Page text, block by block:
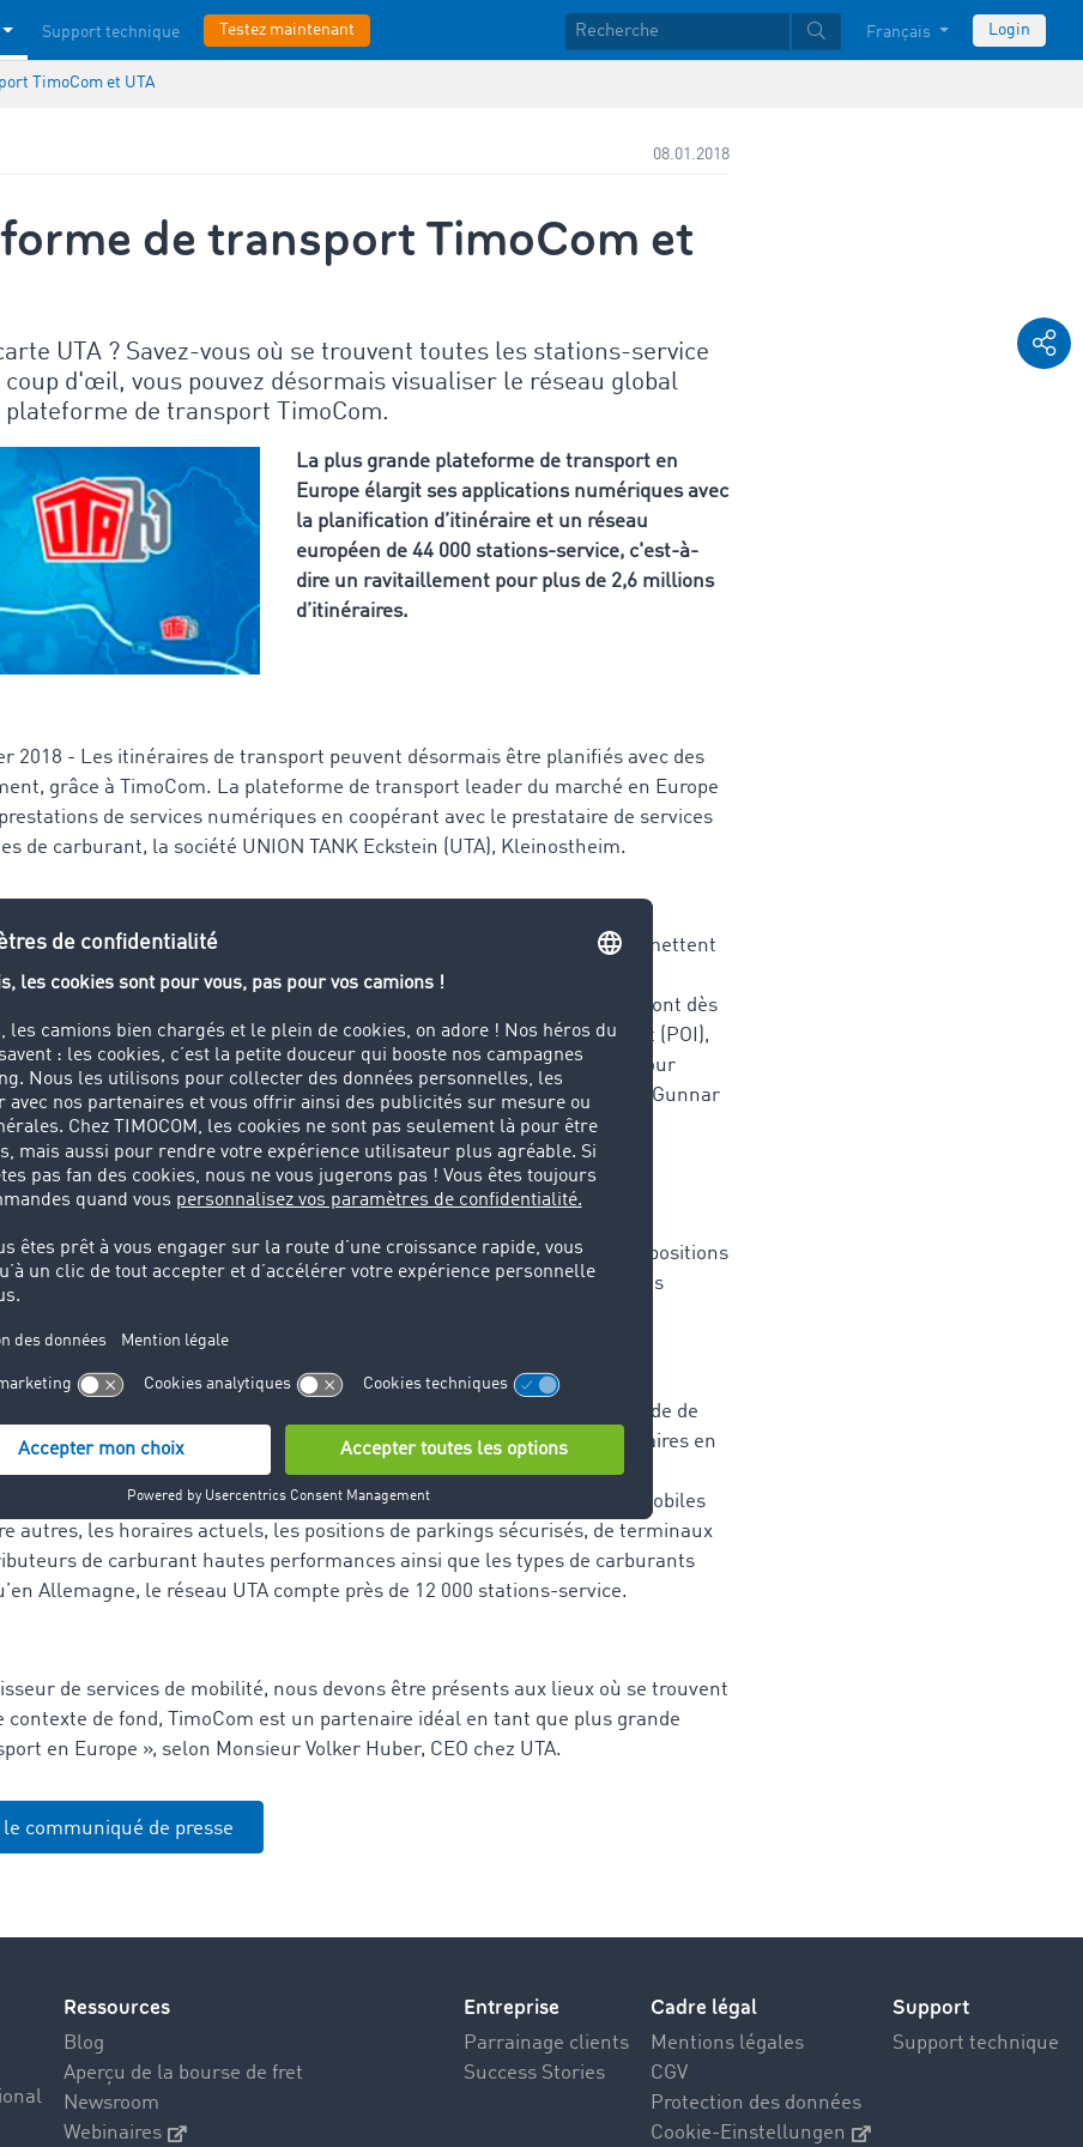
Support technique Testez maintenant Français Login
TimoCom et UTA
08.01.2018
de transport TimoCom et
UTA ? Savez-vous où se trouvent toutes les stations-service
coup d'œil, vous pouvez désormais visualiser le réseau global
de transport TimoCom.
La plus grande plateforme de transport en
Europe élargit ses applications numériques avec
la planification d’itinéraire et un réseau
européen de 44 000 stations-service, c'est-à-
dire un ravitaillement pour plus de 2,6 millions
d’itinéraires.
2018 - Les itinéraires de transport peuvent désormais être planifiés avec des
grâce à TimoCom. La plateforme de transport leader du marché en Europe
de services numériques en coopérant avec le prestataire de services
de carburant, la société UNION TANK Eckstein (UTA), Kleinostheim.
UTA comporte à l’échelle européenne 44 000 stations-service, qui permettent
de payer avec leur carte UTA, mais également de profiter de
liées à l’approvisionnement en cours de route. Ces stations sont dès
la planification d’itinéraire de TimoCom en tant que Points of Interest (POI),
« Nous offrons ainsi à nos clients un moyen supplémentaire pour
de manière encore plus efficace et plus aisée », commente Monsieur Gunnar
de TimoCom.
accessible aux plus de 120 000 utilisateurs TimoCom via la solution de
des coûts TC eMap®, qui indique, dès la planification de l’itinéraire, les positions
raccordées au réseau UTA. Près de 2,6 millions d’itinéraires sont calculés
camions qui s’orientent à l’itinéraire sur la plateforme de transport à l’aide de
tablette peuvent appeler à tout moment des informations complémentaires en
affiché sur la carte électronique, sans nécessité de télécharger une
supplémentaire. Le conducteur peut ainsi utiliser ses terminaux mobiles
autres, les horaires actuels, les positions de parkings sécurisés, de terminaux
de carburant hautes performances ainsi que les types de carburants
Allemagne, le réseau UTA compte près de 12 000 stations-service.
de services de mobilité, nous devons être présents aux lieux où se trouvent
contexte de fond, TimoCom est un partenaire idéal en tant que plus grande
en Europe », selon Monsieur Volker Huber, CEO chez UTA.
le communiqué de presse
Ressources
Blog
Aperçu de la bourse de fret
Newsroom
Webinaires
Entreprise
Parrainage clients
Success Stories
Cadre légal
Mentions légales
CGV
Protection des données
Cookie-Einstellungen
Support
Support technique